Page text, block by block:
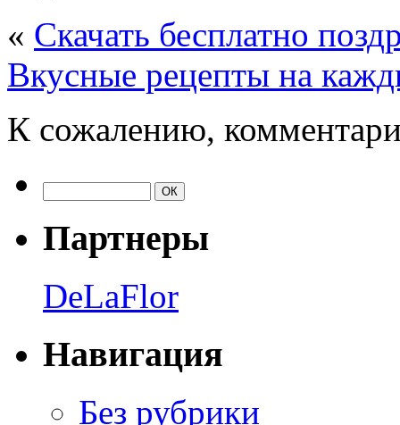
« Скачать бесплатно
Вкусные рецепты на
К сожалению,
Партнеры
DeLaFlor
Навигация
Без рубрики